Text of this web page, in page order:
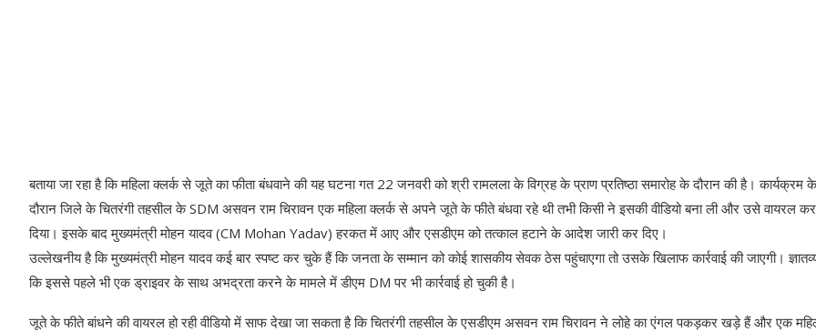
बताया जा रहा है कि महिला क्लर्क से जूते का फीता बंधवाने की यह घटना गत 22 जनवरी को श्री रामलला के विग्रह के प्राण प्रतिष्ठा समारोह के दौरान की है। कार्यक्रम के
दौरान जिले के चितरंगी तहसील के SDM असवन राम चिरावन एक महिला क्लर्क से अपने जूते के फीते बंधवा रहे थी तभी किसी ने इसकी वीडियो बना ली और उसे वायरल कर
दिया। इसके बाद मुख्यमंत्री मोहन यादव (CM Mohan Yadav) हरकत में आए और एसडीएम को तत्काल हटाने के आदेश जारी कर दिए।
उल्लेखनीय है कि मुख्यमंत्री मोहन यादव कई बार स्पष्ट कर चुके हैं कि जनता के सम्मान को कोई शासकीय सेवक ठेस पहुंचाएगा तो उसके खिलाफ कार्रवाई की जाएगी।
कि इससे पहले भी एक ड्राइवर के साथ अभद्रता करने के मामले में डीएम DM पर भी कार्रवाई हो चुकी है।
जूते के फीते बांधने की वायरल हो रही वीडियो में साफ देखा जा सकता है कि चितरंगी तहसील के एसडीएम असवन राम चिरावन ने लोहे का एंगल पकड़कर खड़े हैं और एक